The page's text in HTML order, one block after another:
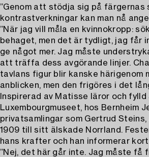
”Genom att stödja sig på färgernas
kontrastverkningar kan man nå
”När jag vill måla en kvinnokropp:
behaget, men det är tydligt, jag får
ge något mer. Jag måste
att träffa dess avgörande linjer.
tavlans figur blir kanske härigenom
anblicken, men den frigöres i det
Inspirerad av Matisse läror och
Luxembourgmuseet, hos Bernheim
privatsamlingar som Gertrud Steins,
1909 till sitt älskade Norrland.
hans krafter och han informerar
”Nej, det här går inte. Jag måste få